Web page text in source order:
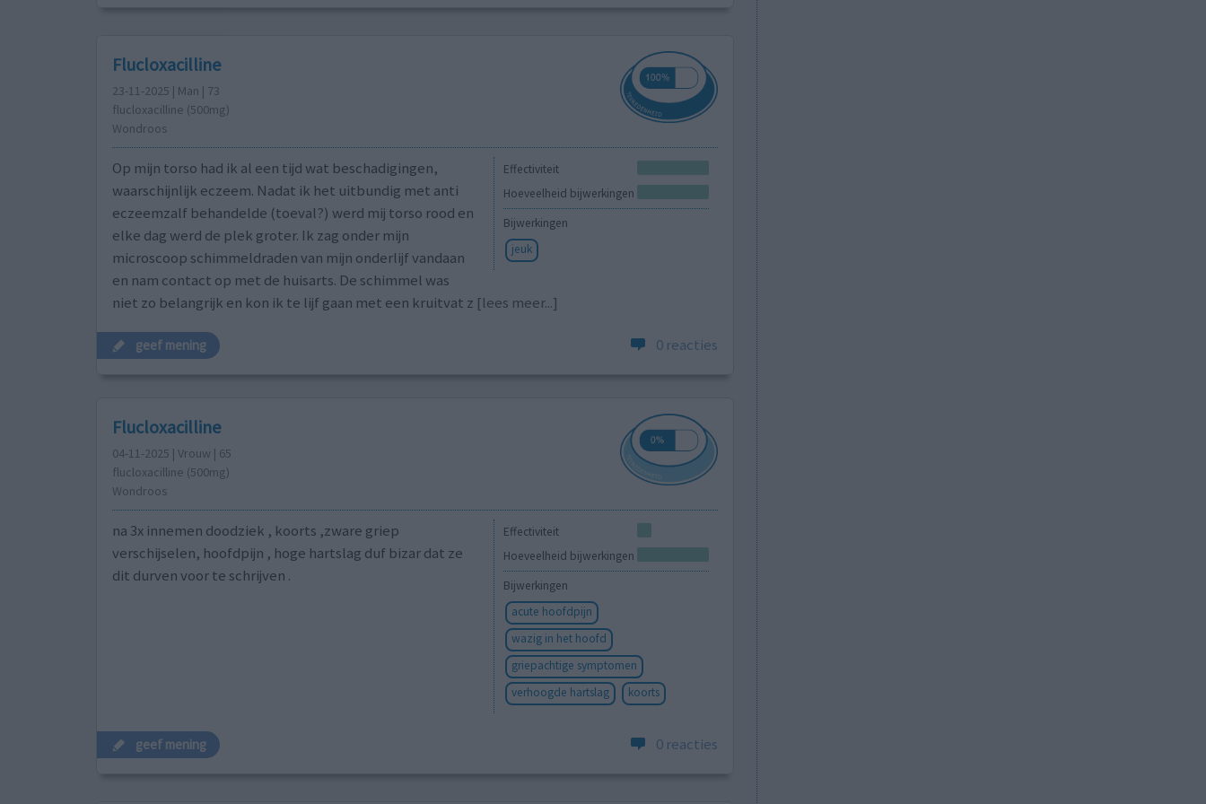
Flucloxacilline
23-11-2025 | Man | 73
flucloxacilline (500mg)
Wondroos
Effectiviteit
Hoeveelheid bijwerkingen
Bijwerkingen
jeuk
Op mijn torso had ik al een tijd wat beschadigingen,
waarschijnlijk eczeem. Nadat ik het uitbundig met anti
eczeemzalf behandelde (toeval?) werd mij torso rood en
elke dag werd de plek groter. Ik zag onder mijn
microscoop schimmeldraden van mijn onderlijf vandaan
en nam contact op met de huisarts. De schimmel was
niet zo belangrijk en kon ik te lijf gaan met een kruitvat z [lees meer...]
geef mening 0 reacties
Flucloxacilline
04-11-2025 | Vrouw | 65
flucloxacilline (500mg)
Wondroos
Effectiviteit
Hoeveelheid bijwerkingen
Bijwerkingen
acute hoofdpijn
wazig in het hoofd
griepachtige symptomen
verhoogde hartslag
koorts
na 3x innemen doodziek , koorts ,zware griep
verschijselen, hoofdpijn , hoge hartslag duf bizar dat ze
dit durven voor te schrijven .
geef mening 0 reacties